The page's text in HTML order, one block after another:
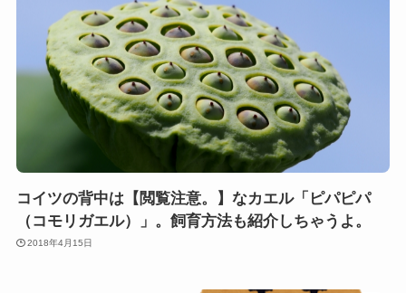
コイツの背中は【閲覧注意。】なカエル「ピパピパ
（コモリガエル）」。飼育方法も紹介しちゃうよ。
2018年4月15日